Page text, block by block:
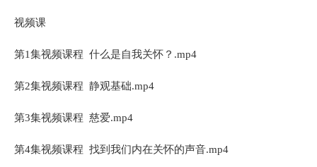
视频课
第1集视频课程 什么是自我关怀？.mp4
第2集视频课程 静观基础.mp4
第3集视频课程 慈爱.mp4
第4集视频课程 找到我们内在关怀的声音.mp4